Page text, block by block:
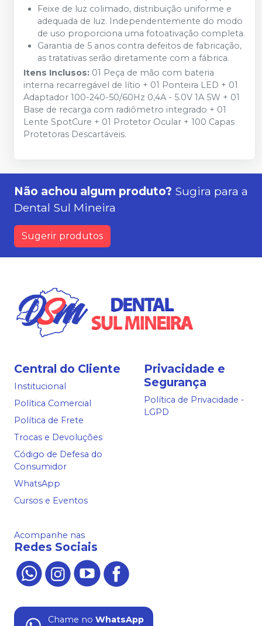
Feixe de luz colimado, distribuição uniforme e
adequada de luz. Independentemente do modo
de uso proporciona uma fotoativação completa.
Garantia de 5 anos contra defeitos de fabricação,
as tratativas serão diretamente com a fábrica.
Itens Inclusos: 01 Peça de mão com bateria
interna recarregável de lítio + 01 Ponteira LED + 01
Adaptador 100-240-50/60Hz 0,4A - 5.0V 1A 5W + 01
Base de recarga com radiômetro integrado + 01
Lente SpotCure + 01 Protetor Ocular + 100 Capas
Protetoras Descartáveis.
Não achou algum produto? Sugira para a
Dental Sul Mineira
Sugerir produtos
Central do Cliente
Institucional
Política Comercial
Política de Frete
Trocas e Devoluções
Código de Defesa do
Consumidor
WhatsApp
Cursos e Eventos
Privacidade e
Segurança
Política de Privacidade -
LGPD
Acompanhe nas
Redes Sociais
Chame no WhatsApp